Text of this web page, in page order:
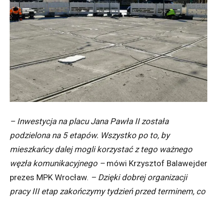
– Inwestycja na placu Jana Pawła II została
podzielona na 5 etapów. Wszystko po to, by
mieszkańcy dalej mogli korzystać z tego ważnego
węzła komunikacyjnego – mówi Krzysztof Balawejder
prezes MPK Wrocław. – Dzięki dobrej organizacji
pracy III etap zakończymy tydzień przed terminem, co